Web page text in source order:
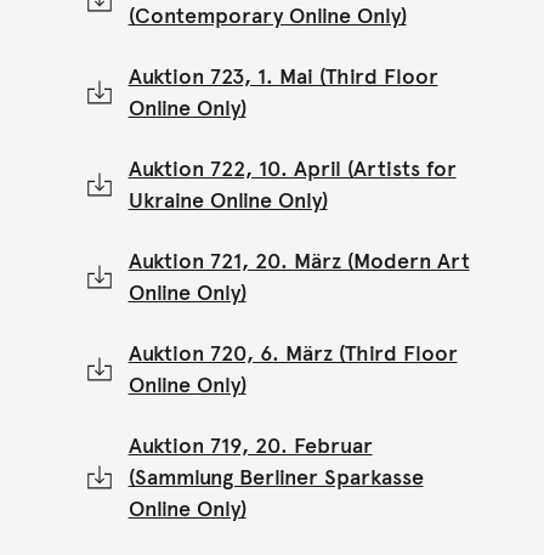
(Contemporary Online Only)
Auktion 723, 1. Mai (Third Floor
Online Only)
Auktion 722, 10. April (Artists for
Ukraine Online Only)
Auktion 721, 20. März (Modern Art
Online Only)
Auktion 720, 6. März (Third Floor
Online Only)
Auktion 719, 20. Februar
(Sammlung Berliner Sparkasse
Online Only)